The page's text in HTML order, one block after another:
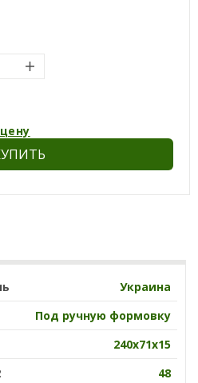
Украина
Под ручную формовку
240х71х15
48